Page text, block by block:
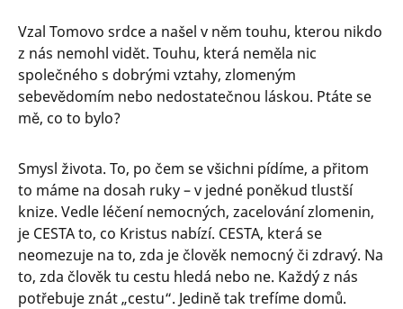
Vzal Tomovo srdce a našel v něm touhu, kterou nikdo
z nás nemohl vidět. Touhu, která neměla nic
společného s dobrými vztahy, zlomeným
sebevědomím nebo nedostatečnou láskou. Ptáte se
mě, co to bylo?
Smysl života. To, po čem se všichni pídíme, a přitom
to máme na dosah ruky – v jedné poněkud tlustší
knize. Vedle léčení nemocných, zacelování zlomenin,
je CESTA to, co Kristus nabízí. CESTA, která se
neomezuje na to, zda je člověk nemocný či zdravý. Na
to, zda člověk tu cestu hledá nebo ne. Každý z nás
potřebuje znát „cestu“. Jedině tak trefíme domů.